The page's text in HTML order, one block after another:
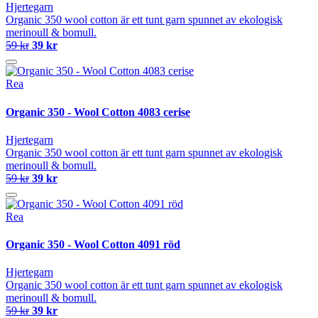
Hjertegarn
Organic 350 wool cotton är ett tunt garn spunnet av ekologisk
merinoull & bomull.
59 kr 39 kr
Rea
Organic 350 - Wool Cotton 4083 cerise
Hjertegarn
Organic 350 wool cotton är ett tunt garn spunnet av ekologisk
merinoull & bomull.
59 kr 39 kr
Rea
Organic 350 - Wool Cotton 4091 röd
Hjertegarn
Organic 350 wool cotton är ett tunt garn spunnet av ekologisk
merinoull & bomull.
59 kr 39 kr